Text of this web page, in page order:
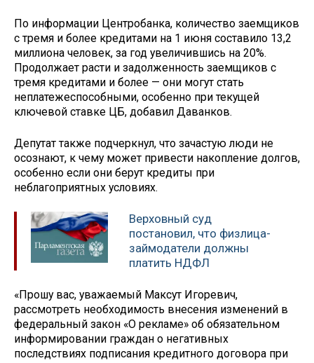
По информации Центробанка, количество заемщиков
с тремя и более кредитами на 1 июня составило 13,2
миллиона человек, за год увеличившись на 20%.
Продолжает расти и задолженность заемщиков с
тремя кредитами и более — они могут стать
неплатежеспособными, особенно при текущей
ключевой ставке ЦБ, добавил Даванков.
Депутат также подчеркнул, что зачастую люди не
осознают, к чему может привести накопление долгов,
особенно если они берут кредиты при
неблагоприятных условиях.
Верховный суд
постановил, что физлица-
займодатели должны
платить НДФЛ
«Прошу вас, уважаемый Максут Игоревич,
рассмотреть необходимость внесения изменений в
федеральный закон «О рекламе» об обязательном
информировании граждан о негативных
последствиях подписания кредитного договора при